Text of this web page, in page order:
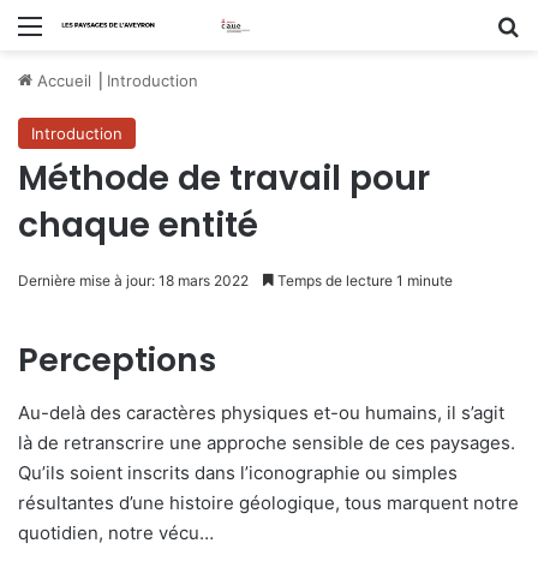
Menu
Accueil Introduction
Introduction
Méthode de travail pour
chaque entité
Dernière mise à jour: 18 mars 2022 Temps de lecture 1 minute
Perceptions
Au-delà des caractères physiques et-ou humains, il s’agit
là de retranscrire une approche sensible de ces paysages.
Qu’ils soient inscrits dans l’iconographie ou simples
résultantes d’une histoire géologique, tous marquent notre
quotidien, notre vécu…